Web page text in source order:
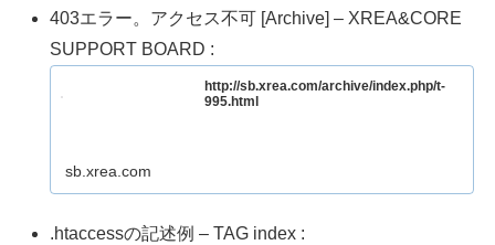
403エラー。アクセス不可 [Archive] – XREA&CORE
SUPPORT BOARD :
http://sb.xrea.com/archive/index.php/t-
995.html
sb.xrea.com
.htaccessの記述例 – TAG index :